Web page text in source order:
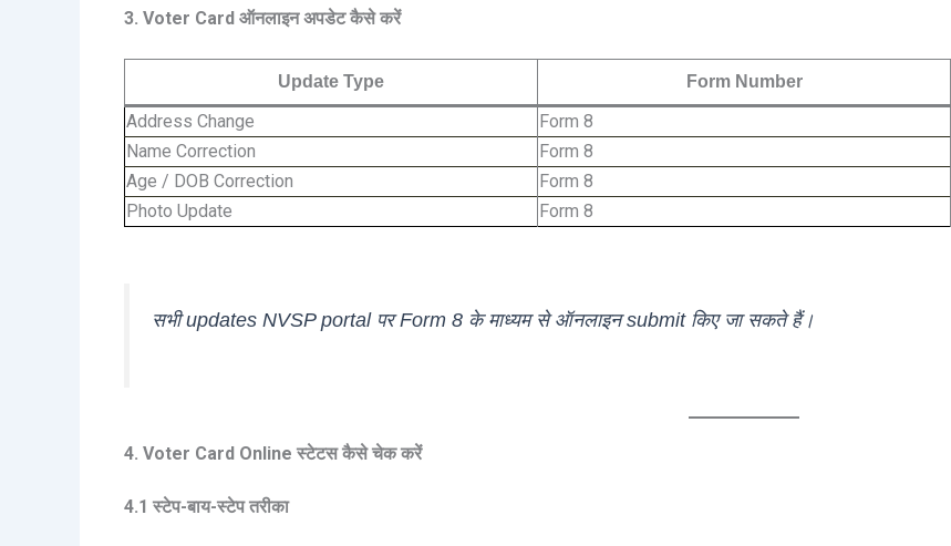
3. Voter Card ऑनलाइन अपडेट कैसे करें
Update Type Form Number
Address Change Form 8
Name Correction
Form 8
Age / DOB Correction
Form 8
Photo Update
Form 8
सभी updates NVSP portal पर Form 8 के माध्यम से ऑनलाइन submit किए जा सकते हैं।
4. Voter Card Online स्टेटस कैसे चेक करें
4.1 स्टेप-बाय-स्टेप तरीका